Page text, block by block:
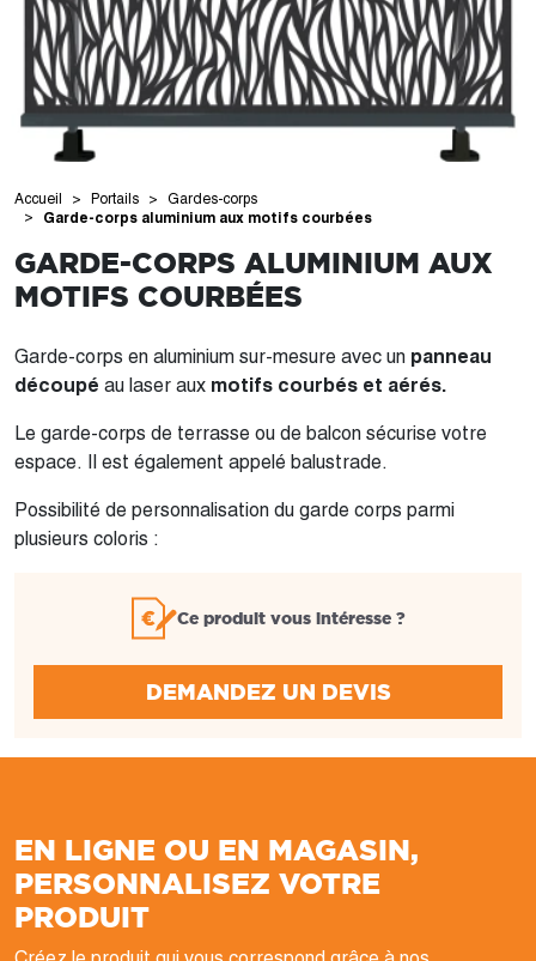
Accueil Portails Gardes-corps
Garde-corps aluminium aux motifs courbées
GARDE-CORPS ALUMINIUM AUX
MOTIFS COURBÉES
Garde-corps en aluminium sur-mesure avec un panneau
découpé au laser aux motifs courbés et aérés.
Le garde-corps de terrasse ou de balcon sécurise votre
espace. Il est également appelé balustrade.
Possibilité de personnalisation du garde corps parmi
plusieurs coloris :
Ce produit vous intéresse ?
DEMANDEZ UN DEVIS
EN LIGNE OU EN MAGASIN,
PERSONNALISEZ VOTRE
PRODUIT